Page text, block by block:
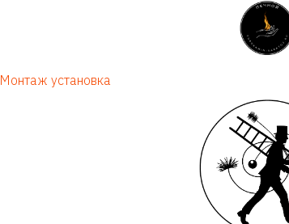
Монтаж установка